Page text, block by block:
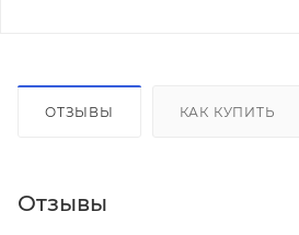
ОТЗЫВЫ КАК КУПИТЬ
Отзывы